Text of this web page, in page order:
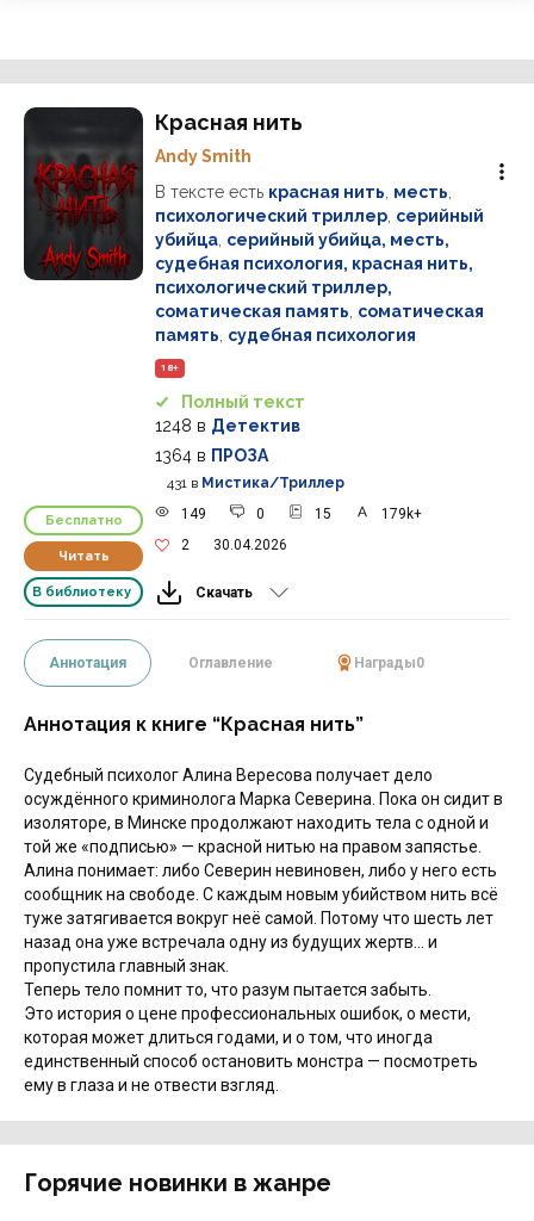
Бесплатно
Читать
В библиотеку
Красная нить
Andy Smith
В тексте есть красная нить месть
психологический триллер серийный
убийца серийный убийца, месть,
судебная психология, красная нить,
психологический триллер,
соматическая память соматическая
память судебная психология
18+
Полный текст
1248 в Детектив
1364 в ПРОЗА
431 в Мистика/Триллер
149
0 15
179k+
2
30.04.2026
Скачать
Аннотация Оглавление Награды0
Аннотация к книге “Красная нить”
Судебный психолог Алина Вересова получает дело
осуждённого криминолога Марка Северина. Пока он сидит в
изоляторе, в Минске продолжают находить тела с одной и
той же «подписью» — красной нитью на правом запястье.
Алина понимает: либо Северин невиновен, либо у него есть
сообщник на свободе. С каждым новым убийством нить всё
туже затягивается вокруг неё самой. Потому что шесть лет
назад она уже встречала одну из будущих жертв… и
пропустила главный знак.
Теперь тело помнит то, что разум пытается забыть.
Это история о цене профессиональных ошибок, о мести,
которая может длиться годами, и о том, что иногда
единственный способ остановить монстра — посмотреть
ему в глаза и не отвести взгляд.
Горячие новинки в жанре